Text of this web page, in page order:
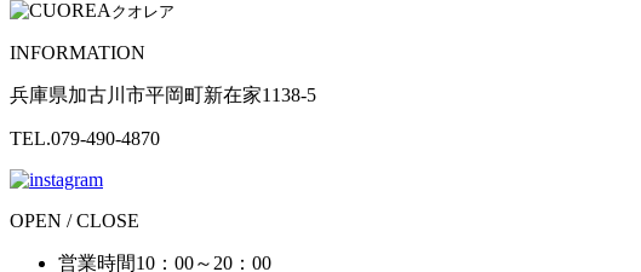
クオレア
INFORMATION
兵庫県加古川市平岡町新在家1138-5
TEL.079-490-4870
OPEN / CLOSE
営業時間10：00～20：00